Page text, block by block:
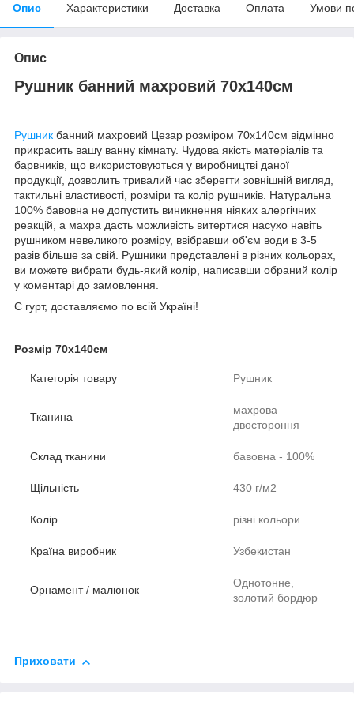
Опис Характеристики Доставка Оплата Умови
Опис
Рушник банний махровий 70х140см
Рушник банний махровий Цезар розміром 70х140см відмінно
прикрасить вашу ванну кімнату. Чудова якість матеріалів та
барвників, що використовуються у виробництві даної
продукції, дозволить тривалий час зберегти зовнішній вигляд,
тактильні властивості, розміри та колір рушників. Натуральна
100% бавовна не допустить виникнення ніяких алергічних
реакцій, а махра дасть можливість витертися насухо навіть
рушником невеликого розміру, ввібравши об'єм води в 3-5
разів більше за свій. Рушники представлені в різних кольорах,
ви можете вибрати будь-який колір, написавши обраний колір
у коментарі до замовлення.
Є гурт, доставляємо по всій Україні!
Розмір 70х140см
Категорія товару Рушник
Тканина
махрова
двостороння
Склад тканини бавовна - 100%
Щільність 430 г/м2
Колір різні кольори
Країна виробник Узбекистан
Орнамент / малюнок
Однотонне,
золотий бордюр
Приховати